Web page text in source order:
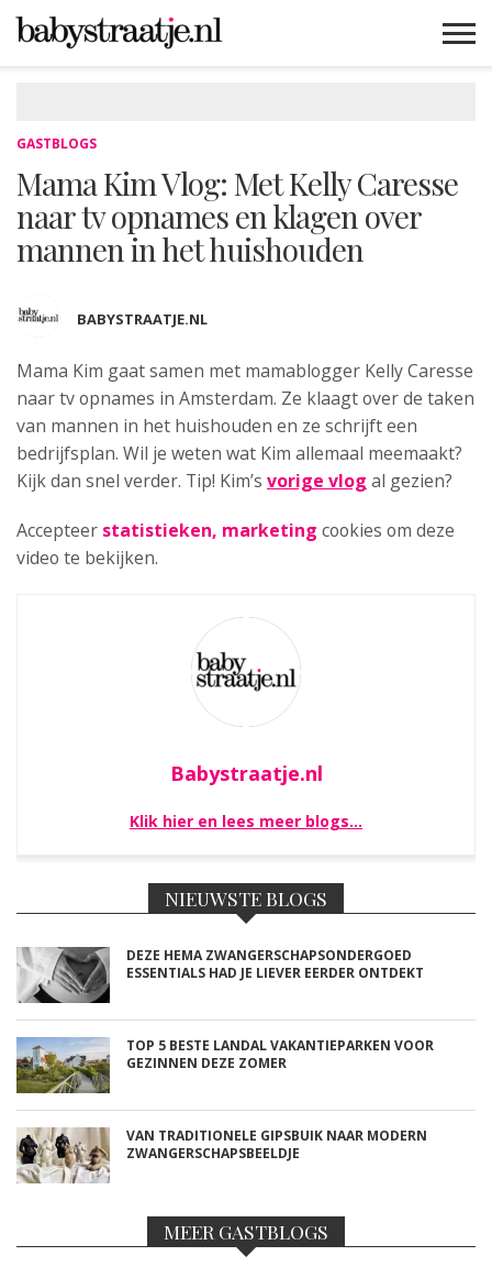
GASTBLOGS
Mama Kim Vlog: Met Kelly Caresse
naar tv opnames en klagen over
mannen in het huishouden
BABYSTRAATJE.NL
Mama Kim gaat samen met mamablogger Kelly Caresse
naartv opnames in Amsterdam. Ze klaagt over de taken
van mannen in het huishouden en ze schrijft een
bedrijfsplan. Wil je weten wat Kim allemaal meemaakt?
Kijk dan snel verder. Tip! Kim’s vorige vlog al gezien?
Accepteer statistieken, marketing cookies om deze
video te bekijken.
Babystraatje.nl
Klik hier en lees meer blogs…
NIEUWSTE BLOGS
DEZE HEMA ZWANGERSCHAPSONDERGOED
ESSENTIALS HAD JE LIEVER EERDER ONTDEKT
TOP 5 BESTE LANDAL VAKANTIEPARKEN VOOR
GEZINNEN DEZE ZOMER
VAN TRADITIONELE GIPSBUIK NAAR MODERN
ZWANGERSCHAPSBEELDJE
MEER GASTBLOGS